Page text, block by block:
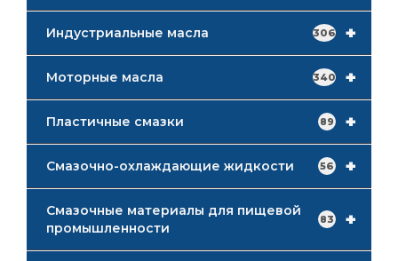
+
Индустриальные масла 306
+
Моторные масла 340
+
Пластичные смазки 89
+
Смазочно-охлаждающие жидкости 56
+
Смазочные материалы для пищевой
промышленности
83